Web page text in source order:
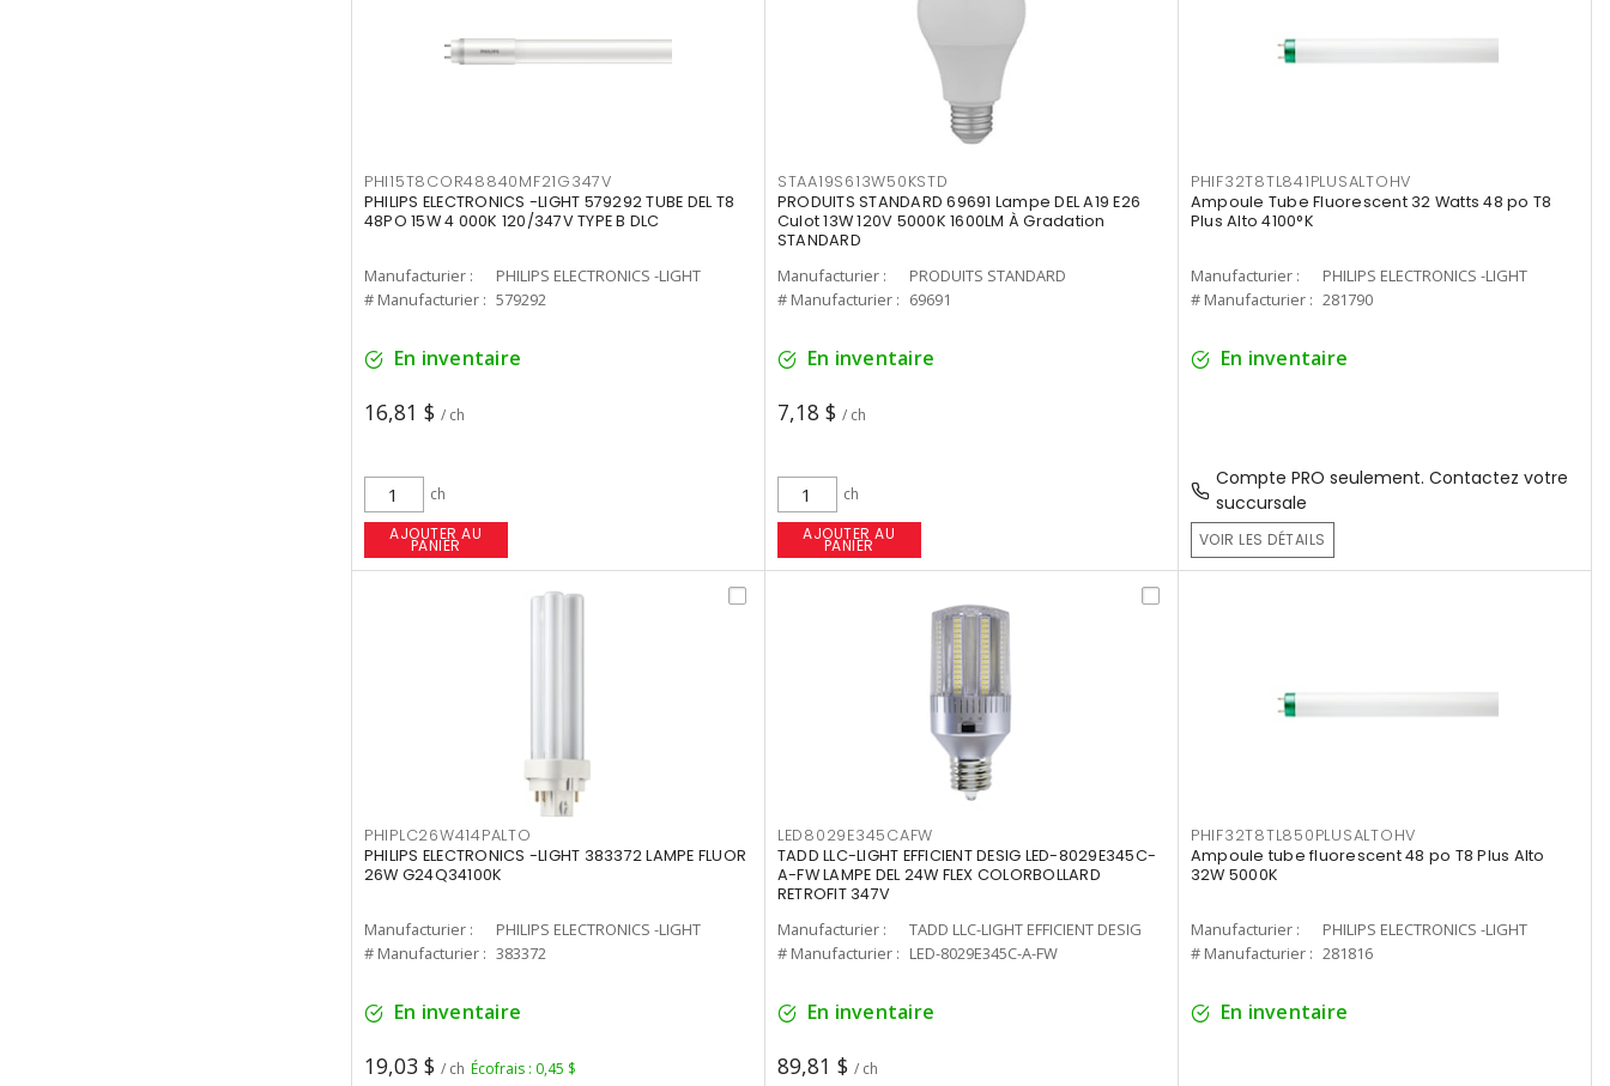
PHI15T8COR48840MF21G347V
PHILIPS ELECTRONICS -LIGHT 579292 TUBE DEL T8
48PO 15W 4 000K 120/347V TYPE B DLC
Manufacturier :
PHILIPS ELECTRONICS -LIGHT
# Manufacturier : 579292
En inventaire
16,81 $ / ch
ch
AJOUTER AU
PANIER
STAA19S613W50KSTD
PRODUITS STANDARD 69691 Lampe DEL A19 E26
Culot 13W 120V 5000K 1600LM À Gradation
STANDARD
Manufacturier :
PRODUITS STANDARD
# Manufacturier : 69691
En inventaire
7,18 $ / ch
ch
AJOUTER AU
PANIER
PHIF32T8TL841PLUSALTOHV
Ampoule Tube Fluorescent 32 Watts 48 po T8
Plus Alto 4100°K
Manufacturier :
PHILIPS ELECTRONICS -LIGHT
# Manufacturier : 281790
En inventaire
Compte PRO seulement. Contactez votre
succursale
VOIR LES DÉTAILS
PHIPLC26W414PALTO
PHILIPS ELECTRONICS -LIGHT 383372 LAMPE FLUOR
26W G24Q34100K
Manufacturier :
PHILIPS ELECTRONICS -LIGHT
# Manufacturier : 383372
En inventaire
19,03 $ / ch Écofrais : 0,45 $
LED8029E345CAFW
TADD LLC-LIGHT EFFICIENT DESIG LED-8029E345C-
A-FW LAMPE DEL 24W FLEX COLORBOLLARD
RETROFIT 347V
Manufacturier :
TADD LLC-LIGHT EFFICIENT DESIG
# Manufacturier : LED-8029E345C-A-FW
En inventaire
89,81 $ / ch
PHIF32T8TL850PLUSALTOHV
Ampoule tube fluorescent 48 po T8 Plus Alto
32W 5000K
Manufacturier :
PHILIPS ELECTRONICS -LIGHT
# Manufacturier : 281816
En inventaire